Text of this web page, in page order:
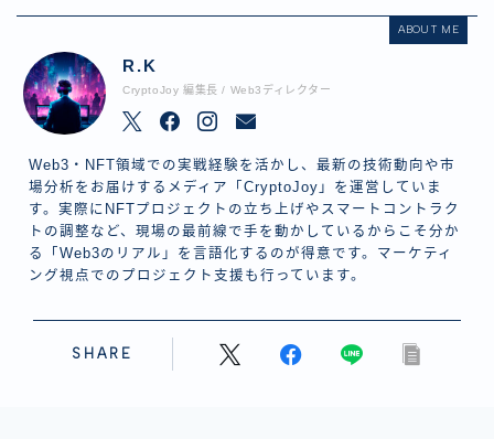
ABOUT ME
R.K
CryptoJoy 編集長 / Web3ディレクター
Web3・NFT領域での実戦経験を活かし、最新の技術動向や市
場分析をお届けするメディア「CryptoJoy」を運営していま
す。実際にNFTプロジェクトの立ち上げやスマートコントラク
トの調整など、現場の最前線で手を動かしているからこそ分か
る「Web3のリアル」を言語化するのが得意です。マーケティ
ング視点でのプロジェクト支援も行っています。
SHARE